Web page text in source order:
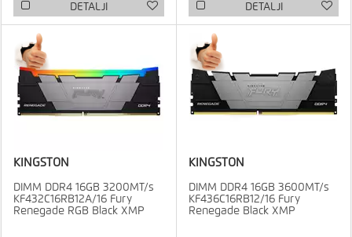
DETALJI DETALJI
KINGSTON
DIMM DDR4 16GB 3200MT/s
KF432C16RB12A/16 Fury
Renegade RGB Black XMP
KINGSTON
DIMM DDR4 16GB 3600MT/s
KF436C16RB12/16 Fury
Renegade Black XMP